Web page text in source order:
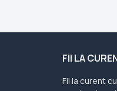
FII LA
Fii la curent